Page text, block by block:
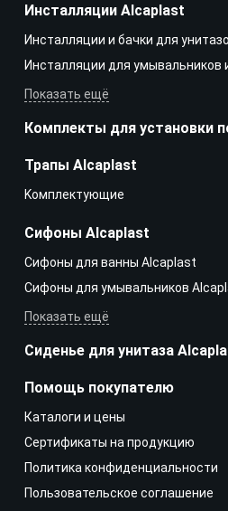
Инсталляции Alcaplast
Инсталляции и бачки для
Инсталляции для умывальников
Показать ещё
Комплекты для установки
Трапы Alcaplast
Kомплектующие
Сифоны Alcaplast
Сифоны для ванны Alcaplast
Сифоны для умывальников
Показать ещё
Сиденье для унитаза
Помощь покупателю
Каталоги и цены
Сертификаты на продукцию
Политика конфиденциальности
Пользовательское соглашение